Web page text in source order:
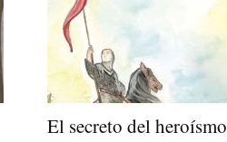
El secreto del heroísmo